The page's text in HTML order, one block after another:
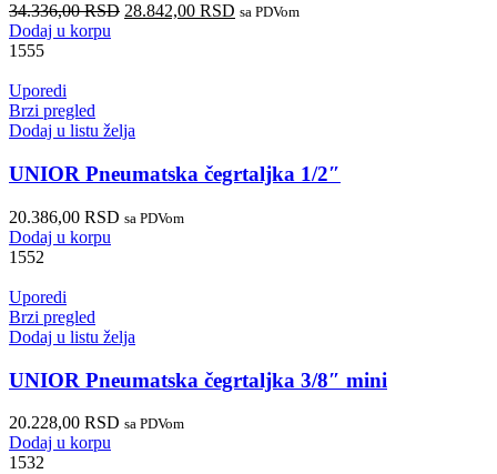
34.336,00RSD 28.842,00 RSD sa PDVom
Dodaj u korpu
1555
Uporedi
Brzi pregled
Dodaj u listu želja
UNIOR Pneumatska čegrtaljka 1/2″
20.386,00 RSD sa PDVom
Dodaj u korpu
1552
Uporedi
Brzi pregled
Dodaj u listu želja
UNIOR Pneumatska čegrtaljka 3/8″ mini
20.228,00 RSD sa PDVom
Dodaj u korpu
1532